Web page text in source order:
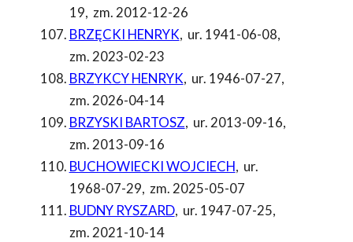
19, zm. 2012-12-26
BRZĘCKI HENRYK, ur. 1941-06-08,
zm. 2023-02-23
BRZYKCY HENRYK, ur. 1946-07-27,
zm. 2026-04-14
BRZYSKI BARTOSZ, ur. 2013-09-16,
zm. 2013-09-16
BUCHOWIECKI WOJCIECH, ur.
1968-07-29, zm. 2025-05-07
BUDNY RYSZARD, ur. 1947-07-25,
zm. 2021-10-14